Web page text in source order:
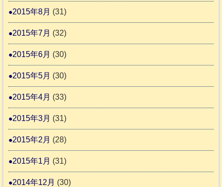
2015年8月 (31)
2015年7月 (32)
2015年6月 (30)
2015年5月 (30)
2015年4月 (33)
2015年3月 (31)
2015年2月 (28)
2015年1月 (31)
2014年12月 (30)